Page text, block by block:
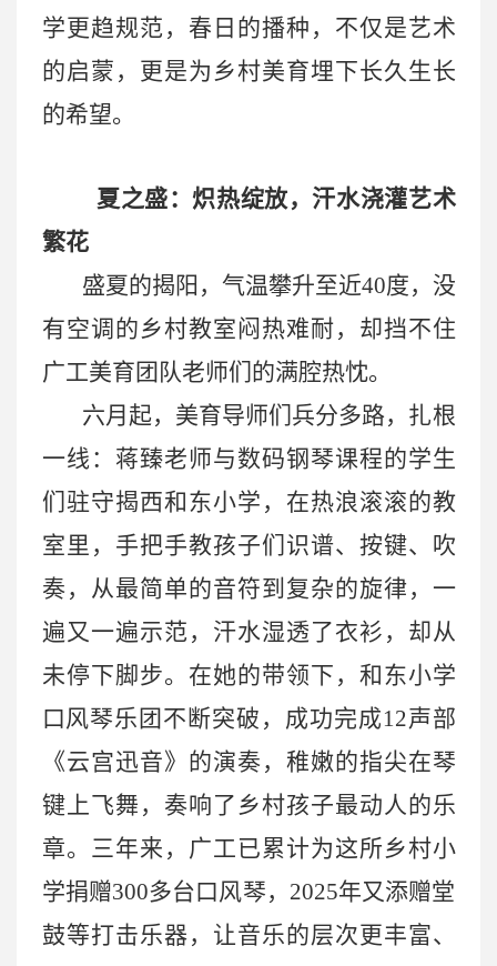
学更趋规范，春日的播种，不仅是艺术
的启蒙，更是为乡村美育埋下长久生长
的希望。
夏之盛：炽热绽放，汗水浇灌艺术
繁花
盛夏的揭阳，气温攀升至近40度，没
有空调的乡村教室闷热难耐，却挡不住
广工美育团队老师们的满腔热忱。
六月起，美育导师们兵分多路，扎根
一线：蒋臻老师与数码钢琴课程的学生
们驻守揭西和东小学，在热浪滚滚的教
室里，手把手教孩子们识谱、按键、吹
奏，从最简单的音符到复杂的旋律，一
遍又一遍示范，汗水湿透了衣衫，却从
未停下脚步。在她的带领下，和东小学
口风琴乐团不断突破，成功完成12声部
《云宫迅音》的演奏，稚嫩的指尖在琴
键上飞舞，奏响了乡村孩子最动人的乐
章。三年来，广工已累计为这所乡村小
学捐赠300多台口风琴，2025年又添赠堂
鼓等打击乐器，让音乐的层次更丰富、